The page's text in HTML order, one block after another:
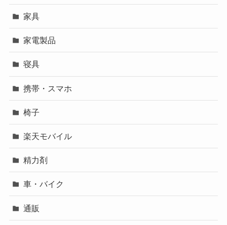
家具
家電製品
寝具
携帯・スマホ
椅子
楽天モバイル
精力剤
車・バイク
通販